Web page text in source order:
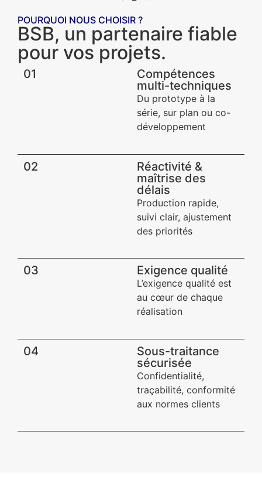
POURQUOI NOUS CHOISIR ?
BSB, un partenaire fiable
pour vos projets.
01
Compétences
multi-techniques
Du prototype à la
série, sur plan ou co-
développement
02
Réactivité &
maîtrise des
délais
Production rapide,
suivi clair, ajustement
des priorités
03 Exigence qualité​
L’exigence qualité est
au cœur de chaque
réalisation
04
Sous-traitance
sécurisée​
Confidentialité,
traçabilité, conformité
aux normes clients